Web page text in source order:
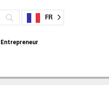
FR
Entrepreneur